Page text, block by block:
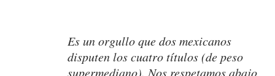
Es un orgullo que dos mexicanos
disputen los cuatro títulos (de peso
supermediano). Nos respetamos abajo